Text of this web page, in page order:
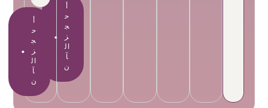
أ
ح
ج
ز
ال
آ
ن
أ
ح
ج
ز
ال
آ
ن